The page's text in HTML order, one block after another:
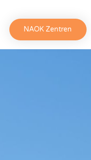
NAOK Zentren